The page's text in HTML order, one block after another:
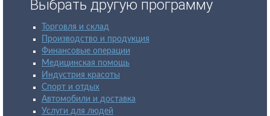
Выбрать другую программу
Торговля и склад
Производство и продукция
Финансовые операции
Медицинская помощь
Индустрия красоты
Спорт и отдых
Автомобили и доставка
Услуги для людей